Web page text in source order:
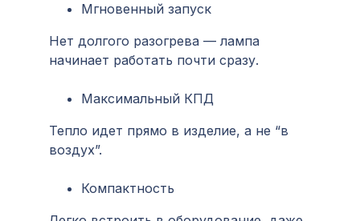
Мгновенный запуск
Нет долгого разогрева — лампа
начинает работать почти сразу.
Максимальный КПД
Тепло идет прямо в изделие, а не “в
воздух”.
Компактность